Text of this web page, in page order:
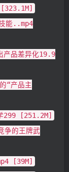
..mp4
产品差异化19.9
“产品主
299 [251.2M]
的王牌武
[39M]